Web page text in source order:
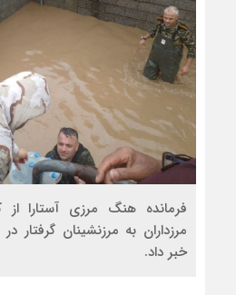
فرمانده هنگ مرزی آستارا
مرزداران به مرزنشینان گرفتار
خبر داد.